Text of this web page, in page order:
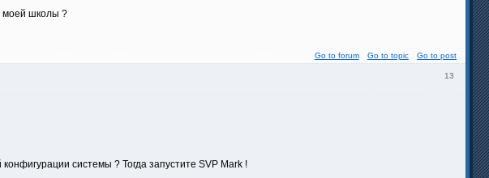
моей школы ?
Go to forum Go to topic Go to post
13
системы ? Тогда запустите SVP Mark !